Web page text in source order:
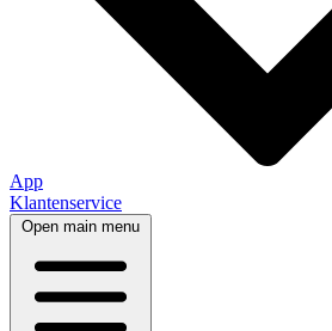
App
Klantenservice
Open main menu